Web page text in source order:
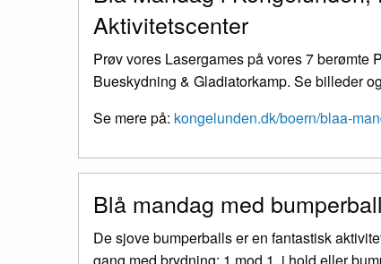
Aktivitetscenter
Prøv vores Lasergames på vores 7 berømte
Bueskydning & Gladiatorkamp. Se billeder
Se mere på: kongelunden.dk/boern/blaa-
Blå mandag med
De sjove bumperballs er en fantastisk
gang med brydning: 1 mod 1, i hold eller